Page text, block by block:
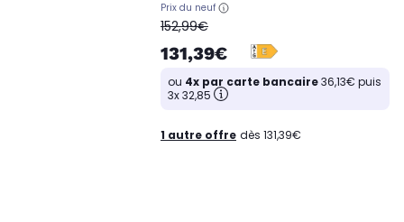
Prix du neuf
oldPrice
152,99€
131,39€
ou 4x par carte bancaire36,13€ puis
3x 32,85
1 autre offre dès 131,39€